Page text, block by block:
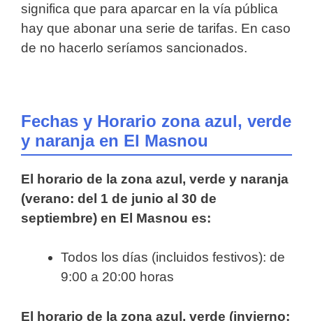
significa que para aparcar en la vía pública
hay que abonar una serie de tarifas. En caso
de no hacerlo seríamos sancionados.
Fechas y Horario zona azul, verde
y naranja en El Masnou
El horario de la zona azul, verde y naranja
(verano: del 1 de junio al 30 de
septiembre) en El Masnou es:
Todos los días (incluidos festivos): de
9:00 a 20:00 horas
El horario de la zona azul, verde (invierno: